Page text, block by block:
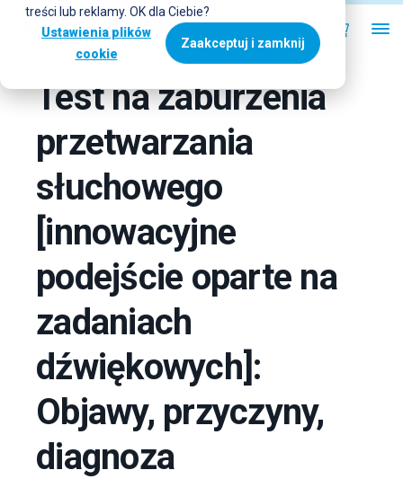
treści lub reklamy. OK dla Ciebie?
Ustawienia plików
cookie
Zaakceptuj i zamknij
Test na zaburzenia
przetwarzania
słuchowego
[innowacyjne
podejście oparte na
zadaniach
dźwiękowych]:
Objawy, przyczyny,
diagnoza